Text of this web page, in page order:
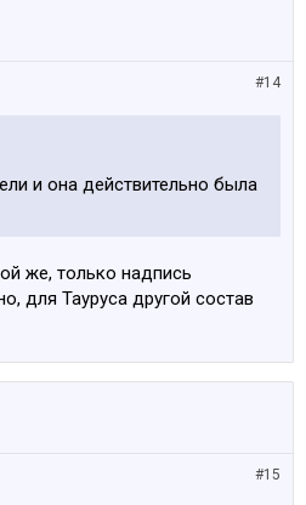
#14
и она действительно была
же, только надпись
для Тауруса другой состав
#15